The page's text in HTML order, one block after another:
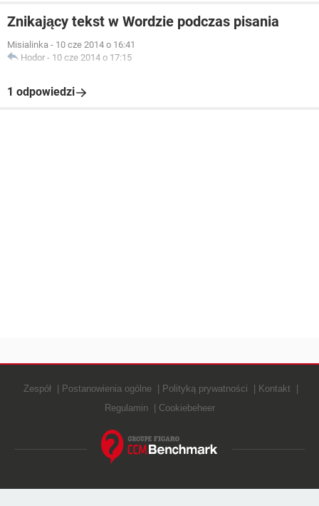
Znikający tekst w Wordzie podczas pisania
Misialinka - 10 cze 2014 o 16:41
Hodor - 10 cze 2014 o 17:15
1 odpowiedzi
Zespół Postanowienia ogólne Polityką prywatności
Kontakt
Regulamin
Cookiebeheer